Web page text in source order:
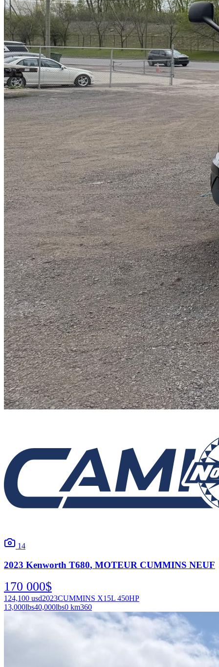
14
2023 Kenworth T680, MOTEUR CUMMINS NEUF
170 000$
124,100 usd2023CUMMINS X15L 450HP
13,000lbs40,000lbs0 km360